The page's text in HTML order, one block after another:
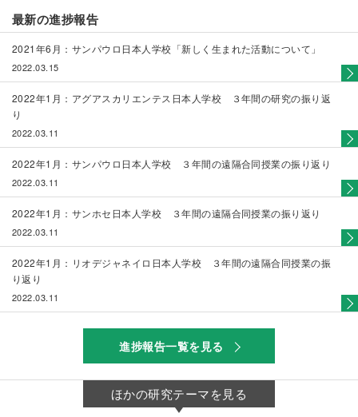
最新の進捗報告
2021年6月：サンパウロ日本人学校「新しく生まれた活動について」
2022.03.15
2022年1月：アグアスカリエンテス日本人学校 ３年間の研究の振り返
り
2022.03.11
2022年1月：サンパウロ日本人学校 ３年間の遠隔合同授業の振り返り
2022.03.11
2022年1月：サンホセ日本人学校 ３年間の遠隔合同授業の振り返り
2022.03.11
2022年1月：リオデジャネイロ日本人学校 ３年間の遠隔合同授業の振
り返り
2022.03.11
進捗報告一覧を見る
ほかの研究テーマを見る